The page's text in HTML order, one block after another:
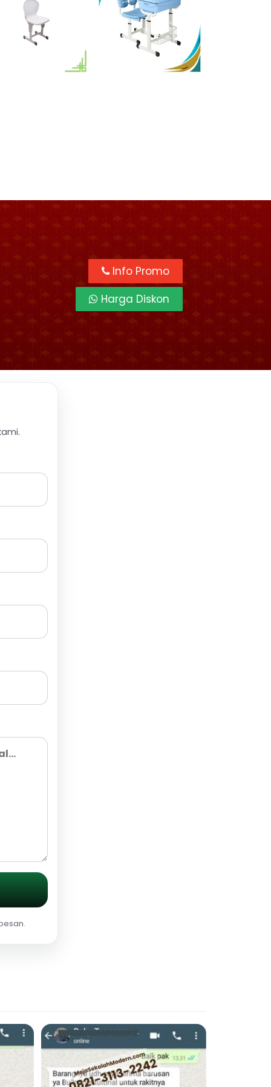
Info Promo
Harga Diskon